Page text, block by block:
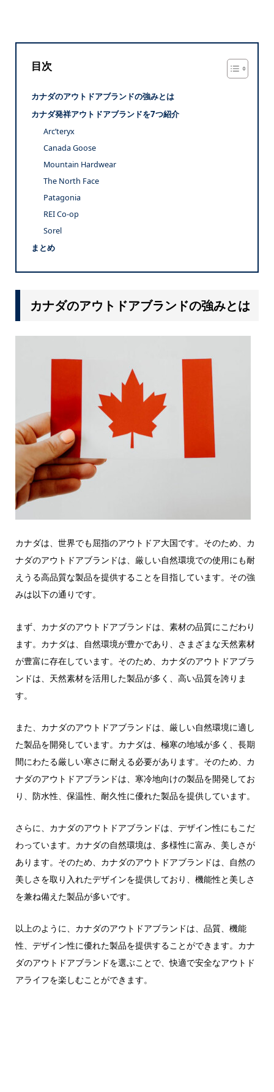
目次
カナダのアウトドアブランドの強みとは
カナダ発祥アウトドアブランドを7つ紹介
Arc’teryx
Canada Goose
Mountain Hardwear
The North Face
Patagonia
REI Co-op
Sorel
まとめ
カナダのアウトドアブランドの強みとは
カナダは、世界でも屈指のアウトドア大国です。そのため、カ
ナダのアウトドアブランドは、厳しい自然環境での使用にも耐
えうる高品質な製品を提供することを目指しています。その強
みは以下の通りです。
まず、カナダのアウトドアブランドは、素材の品質にこだわり
ます。カナダは、自然環境が豊かであり、さまざまな天然素材
が豊富に存在しています。そのため、カナダのアウトドアブラ
ンドは、天然素材を活用した製品が多く、高い品質を誇りま
す。
また、カナダのアウトドアブランドは、厳しい自然環境に適し
た製品を開発しています。カナダは、極寒の地域が多く、長期
間にわたる厳しい寒さに耐える必要があります。そのため、カ
ナダのアウトドアブランドは、寒冷地向けの製品を開発してお
り、防水性、保温性、耐久性に優れた製品を提供しています。
さらに、カナダのアウトドアブランドは、デザイン性にもこだ
わっています。カナダの自然環境は、多様性に富み、美しさが
あります。そのため、カナダのアウトドアブランドは、自然の
美しさを取り入れたデザインを提供しており、機能性と美しさ
を兼ね備えた製品が多いです。
以上のように、カナダのアウトドアブランドは、品質、機能
性、デザイン性に優れた製品を提供することができます。カナ
ダのアウトドアブランドを選ぶことで、快適で安全なアウトド
アライフを楽しむことができます。